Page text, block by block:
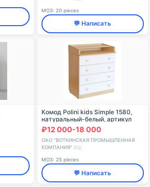
МОЗ: 20 pieces
💬 Написать
Комод Polini kids Simple 1580,
натуральный-белый, артикул
0001288.93
₽12 000-18 000
ОАО "ВОТКИНСКАЯ ПРОМЫШЛЕННАЯ
КОМПАНИЯ"
🇷🇺
МОЗ: 25 pieces
💬 Написать